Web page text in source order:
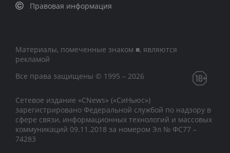
Правовая информация
Материалы, помеченные знаком ■, являются
рекламой
Все права защищены © 1995 – 2026
Сетевое издание «CNews» («СиНьюс»)
зарегистрировано Федеральной службой по надзору в
сфере связи, информационных технологий и массовых
коммуникаций 09.11.2018 за номером Эл № ФС77 –
74283